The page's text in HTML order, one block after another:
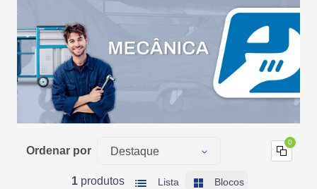
Ordenar por Destaque
Mais Recentes
0
1produtos Lista Blocos